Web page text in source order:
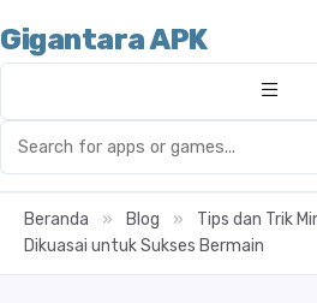
Gigantara APK
Beranda » Blog »
Tips dan Trik
Dikuasai untuk Sukses Bermain